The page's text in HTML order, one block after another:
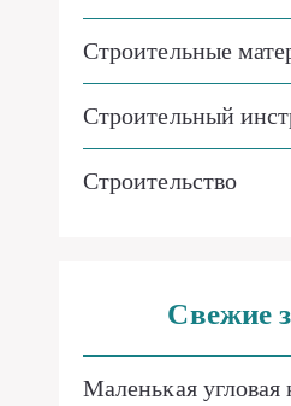
Строительные
Строительный
Строительство
Свежие
Маленькая угловая